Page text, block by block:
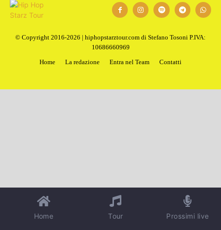
© Copyright 2016-2026 | hiphopstarztour.com di Stefano Tosoni P.IVA:
10686660969
Home
La redazione Entra nel Team Contatti
Home Tour Prossimi live